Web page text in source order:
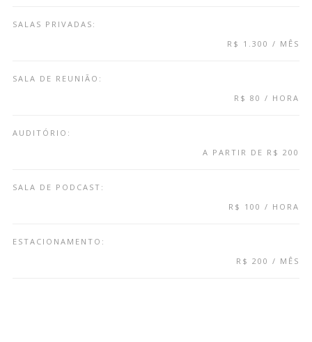
SALAS PRIVADAS:
R$ 1.300 / MÊS
SALA DE REUNIÃO:
R$ 80 / HORA
AUDITÓRIO:
A PARTIR DE R$ 200
SALA DE PODCAST:
R$ 100 / HORA
ESTACIONAMENTO:
R$ 200 / MÊS